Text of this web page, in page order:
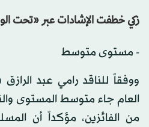
زكي خطفت الإشادات عبر «تحت
- مستوى متوسط
ووفقاً للناقد رامي عبد
العام جاء متوسط المستوى
من الفائزين، مؤكداً أن